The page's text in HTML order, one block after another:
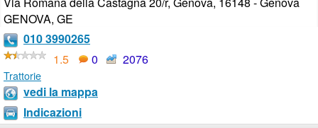
GENOVA, GE
010 3990265
1.5
0 2076
Trattorie
vedi la mappa
Indicazioni